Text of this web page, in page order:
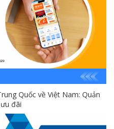
Quốc về Việt Nam: Quản
đãi